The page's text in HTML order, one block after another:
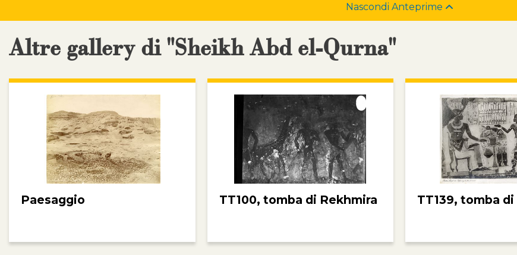
Nascondi Anteprime
Altre gallery di "Sheikh Abd el-Qurna"
Paesaggio TT100, tomba di Rekhmira TT139, tomba